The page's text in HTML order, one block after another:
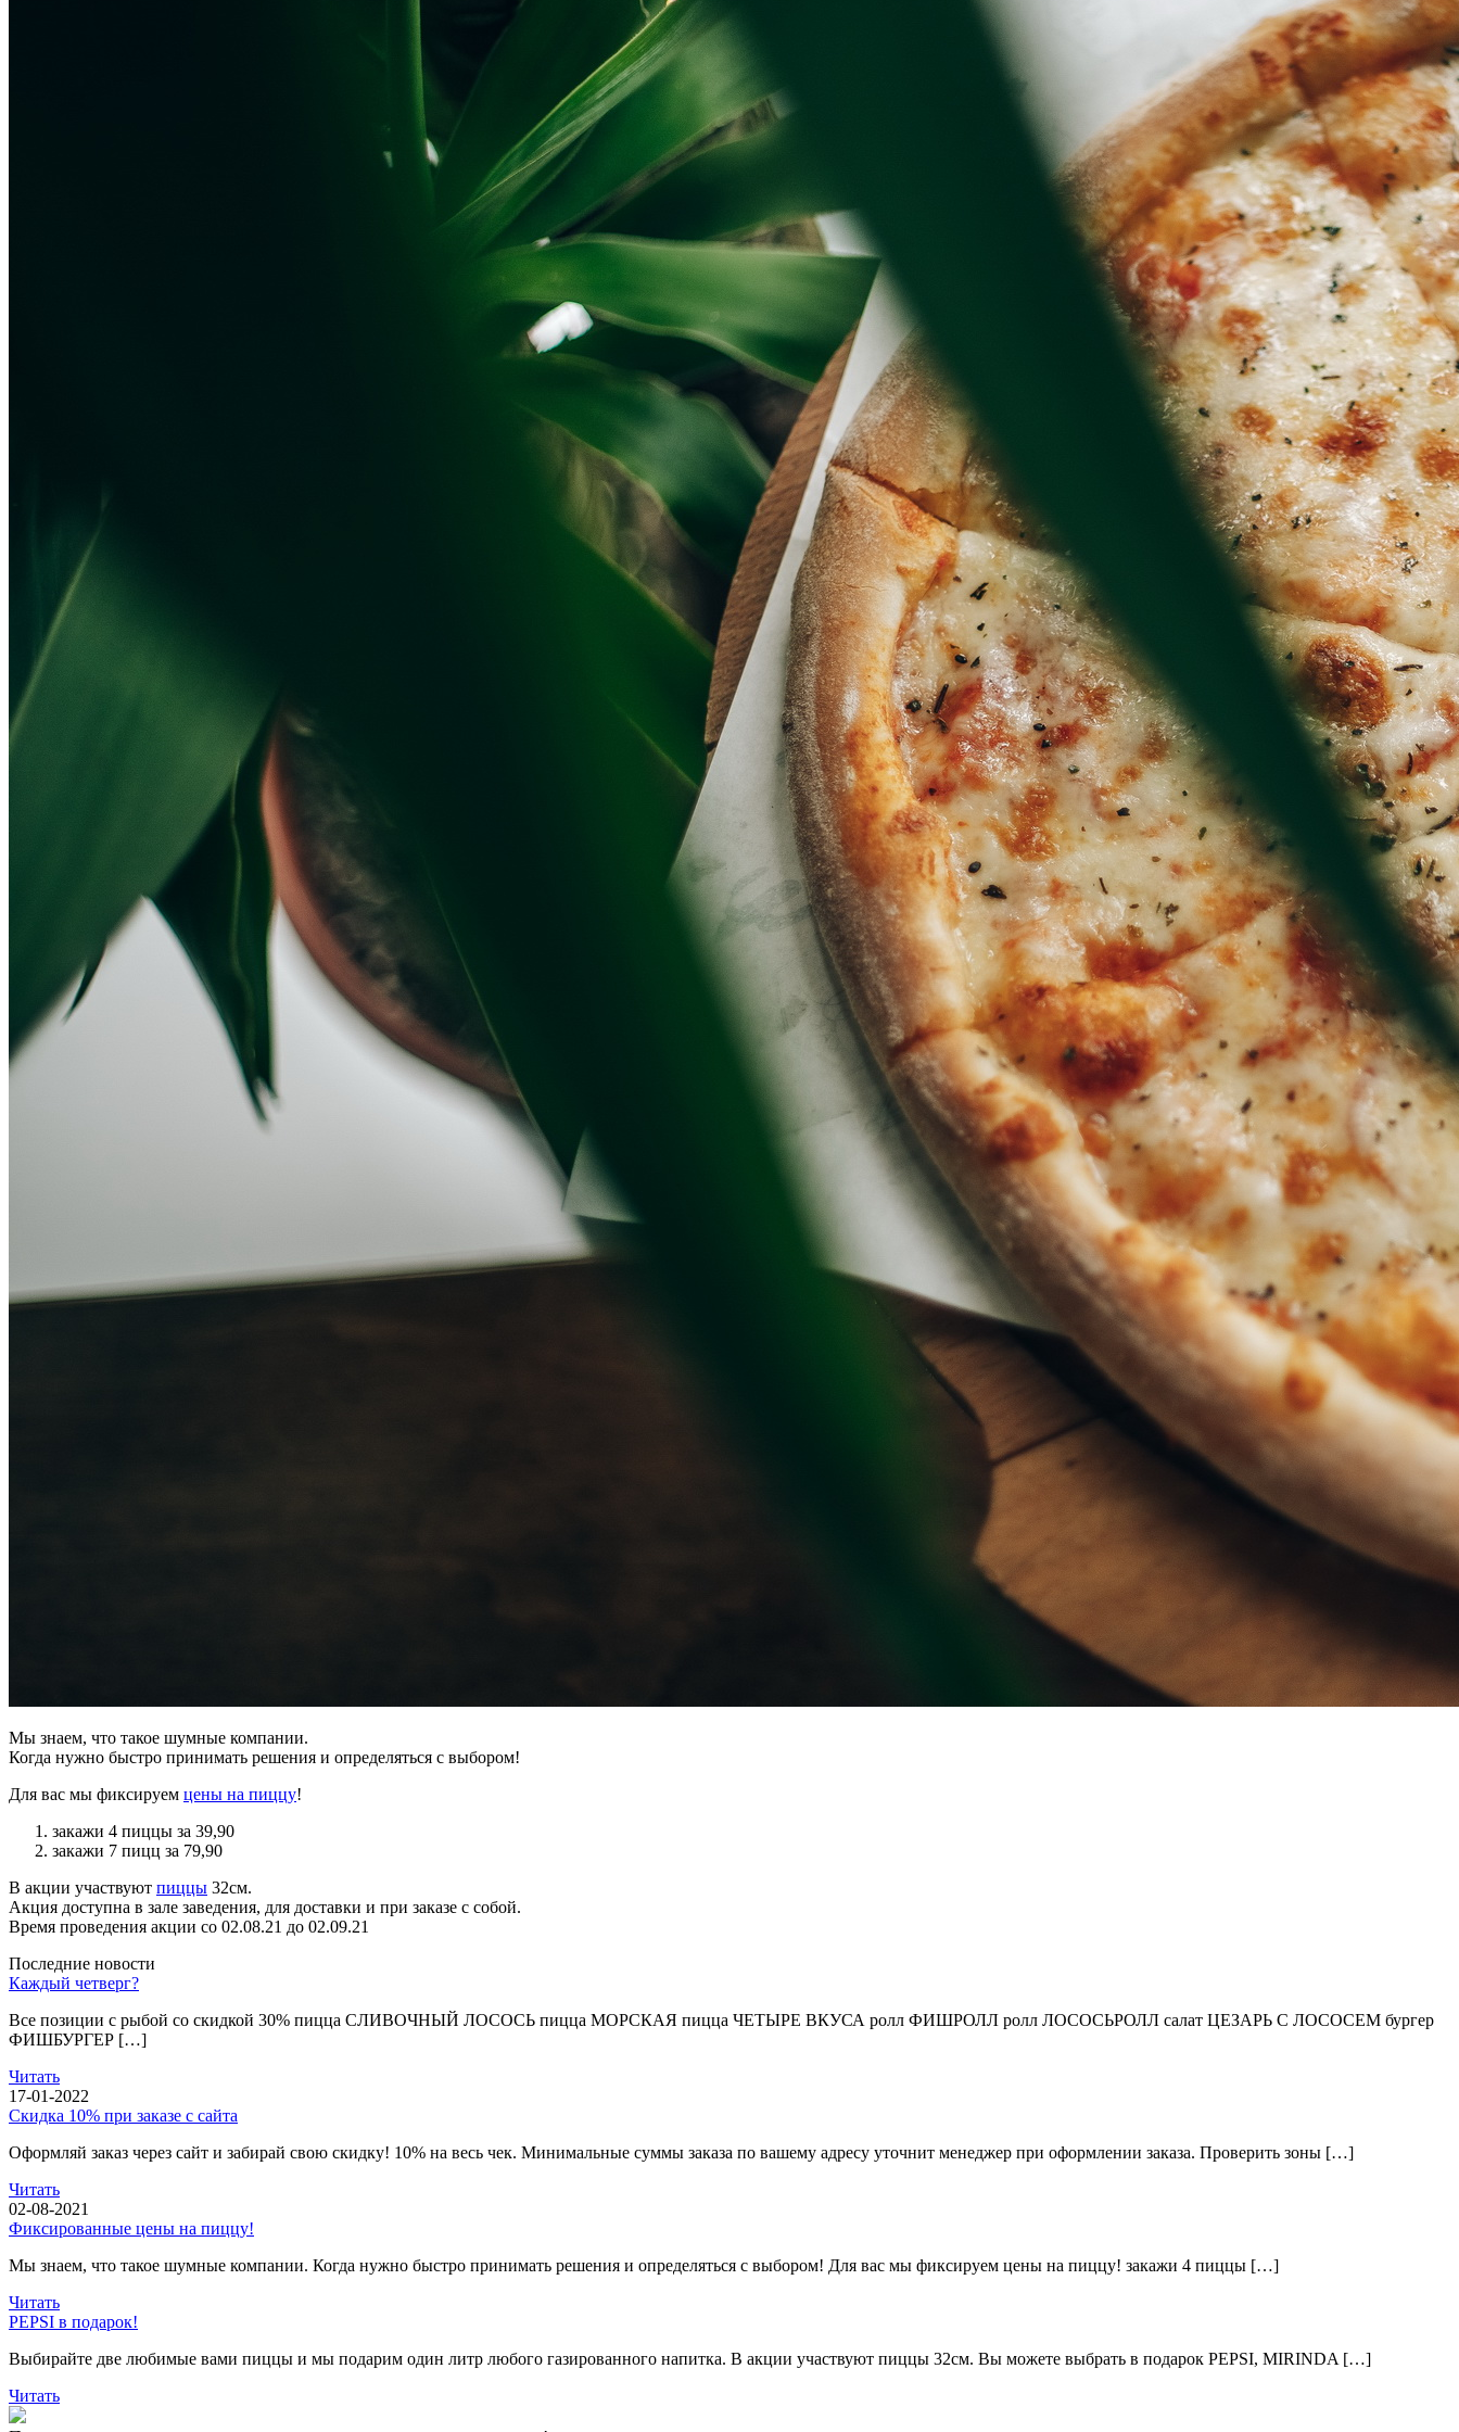
Мы знаем, что такое шумные компании.
Когда нужно быстро принимать решения и определяться с выбором!
Для вас мы фиксируем цены на пиццу!
закажи 4 пиццы за 39,90
закажи 7 пицц за 79,90
В акции участвуют пиццы 32см.
Акция доступна в зале заведения, для доставки и при заказе с собой.
Время проведения акции со 02.08.21 до 02.09.21
Последние новости
Каждый четверг?
Все позиции с рыбой со скидкой 30% пицца СЛИВОЧНЫЙ ЛОСОСЬ пицца МОРСКАЯ пицца ЧЕТЫРЕ ВКУСА ролл ФИШРОЛЛ ролл ЛОСОСЬРОЛЛ салат ЦЕЗАРЬ С ЛОСОСЕМ бургер
ФИШБУРГЕР […]
Читать
17-01-2022
Скидка 10% при заказе с сайта
Оформляй заказ через сайт и забирай свою скидку! 10% на весь чек. Минимальные суммы заказа по вашему адресу уточнит менеджер при оформлении заказа. Проверить зоны […]
Читать
02-08-2021
Фиксированные цены на пиццу!
Мы знаем, что такое шумные компании. Когда нужно быстро принимать решения и определяться с выбором! Для вас мы фиксируем цены на пиццу! закажи 4 пиццы […]
Читать
PEPSI в подарок!
Выбирайте две любимые вами пиццы и мы подарим один литр любого газированного напитка. В акции участвуют пиццы 32см. Вы можете выбрать в подарок PEPSI, MIRINDA […]
Читать